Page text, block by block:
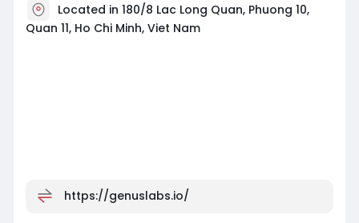
Located in 180/8 Lac Long Quan, Phuong 10,
Quan 11, Ho Chi Minh, Viet Nam
https://genuslabs.io/